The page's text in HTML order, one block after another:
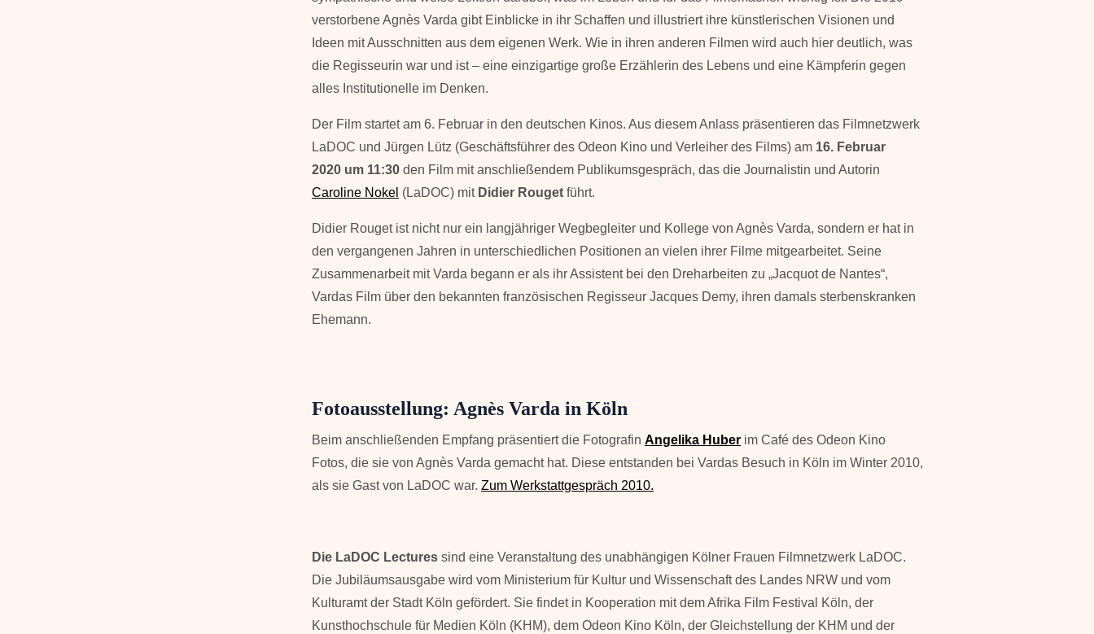
verstorbene Agnès Varda gibt Einblicke in ihr Schaffen und illustriert ihre künstlerischen Visionen und
Ideen mit Ausschnitten aus dem eigenen Werk. Wie in ihren anderen Filmen wird auch hier deutlich, was
die Regisseurin war und ist – eine einzigartige große Erzählerin des Lebens und eine Kämpferin gegen
alles Institutionelle im Denken.
Der Film startet am 6. Februar in den deutschen Kinos. Aus diesem Anlass präsentieren das Filmnetzwerk
LaDOC und Jürgen Lütz (Geschäftsführer des Odeon Kino und Verleiher des Films) am 16. Februar
2020 um 11:30 den Film mit anschließendem Publikumsgespräch, das die Journalistin und Autorin
Caroline Nokel (LaDOC) mit Didier Rouget führt.
Didier Rouget ist nicht nur ein langjähriger Wegbegleiter und Kollege von Agnès Varda, sondern er hat in
den vergangenen Jahren in unterschiedlichen Positionen an vielen ihrer Filme mitgearbeitet. Seine
Zusammenarbeit mit Varda begann er als ihr Assistent bei den Dreharbeiten zu „Jacquot de Nantes“,
Vardas Film über den bekannten französischen Regisseur Jacques Demy, ihren damals sterbenskranken
Ehemann.
Fotoausstellung: Agnès Varda in Köln
Beim anschließenden Empfang präsentiert die Fotografin Angelika Huber im Café des Odeon Kino
Fotos, die sie von Agnès Varda gemacht hat. Diese entstanden bei Vardas Besuch in Köln im Winter 2010,
als sie Gast von LaDOC war. Zum Werkstattgespräch 2010.
Die LaDOC Lectures sind eine Veranstaltung des unabhängigen Kölner Frauen Filmnetzwerk LaDOC.
Die Jubiläumsausgabe wird vom Ministerium für Kultur und Wissenschaft des Landes NRW und vom
Kulturamt der Stadt Köln gefördert. Sie findet in Kooperation mit dem Afrika Film Festival Köln, der
Kunsthochschule für Medien Köln (KHM), dem Odeon Kino Köln, der Gleichstellung der KHM und der